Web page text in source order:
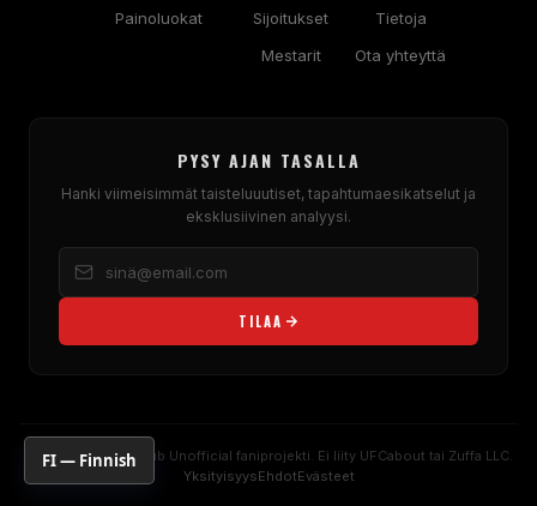
Painoluokat
Sijoitukset
Mestarit
Tietoja
Ota yhteyttä
PYSY AJAN TASALLA
Hanki viimeisimmät taisteluuutiset, tapahtumaesikatselut ja
eksklusiivinen analyysi.
TILAA
© 2026 UFCFan Hub Unofficial faniprojekti. Ei liity UFCabout tai Zuffa LLC.
YksityisyysEhdotEvästeet
FI — Finnish